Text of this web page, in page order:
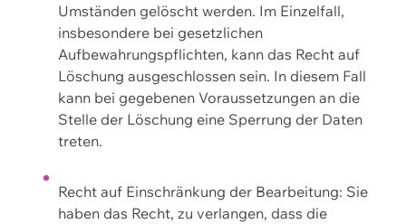
Umständen gelöscht werden. Im Einzelfall,
insbesondere bei gesetzlichen
Aufbewahrungspflichten, kann das Recht auf
Löschung ausgeschlossen sein. In diesem Fall
kann bei gegebenen Voraussetzungen an die
Stelle der Löschung eine Sperrung der Daten
treten.
Recht auf Einschränkung der Bearbeitung: Sie
haben das Recht, zu verlangen, dass die